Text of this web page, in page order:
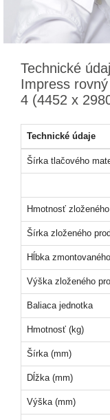
Technické
Impress
4 (4452 x
Technické údaje
Šírka tlačového
Hmotnosť
Šírka zloženého
Hĺbka
Výška zloženého
Baliaca jednotka
Hmotnosť (kg)
Šírka (mm)
Dĺžka (mm)
Výška (mm)